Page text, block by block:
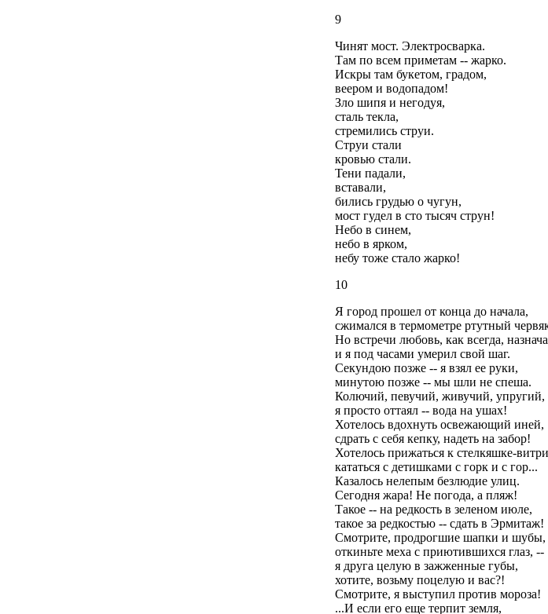
9
Чинят мост. Электросварка.
Там по всем приметам -- жарко.
Искры там букетом, градом,
веером и водопадом!
Зло шипя и негодуя,
сталь текла,
стремились струи.
Струи стали
кровью стали.
Тени падали,
вставали,
бились грудью о чугун,
мост гудел в сто тысяч струн!
Небо в синем,
небо в ярком,
небу тоже стало жарко!
10
Я город прошел от конца до начала,
сжимался в термометре ртутный
Но встречи любовь, как всегда,
и я под часами умерил свой шаг.
Секундою позже -- я взял ее руки,
минутою позже -- мы шли не спеша.
Колючий, певучий, живучий, упругий,
я просто оттаял -- вода на ушах!
Хотелось вдохнуть освежающий иней,
сдрать с себя кепку, надеть на забор!
Хотелось прижаться к стелкяшке-
кататься с детишками с горк и с гор...
Казалось нелепым безлюдие улиц.
Сегодня жара! Не погода, а пляж!
Такое -- на редкость в зеленом июле,
такое за редкостью -- сдать в Эрмитаж!
Смотрите, продрогшие шапки и шубы,
откиньте меха с приютившихся глаз, --
я друга целую в зажженные губы,
хотите, возьму поцелую и вас?!
Смотрите, я выступил против мороза!
...И если его еще терпит земля,